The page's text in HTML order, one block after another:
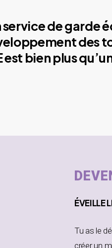
service de
est bien plus
ÉVEILLE
Tu as le
créer un